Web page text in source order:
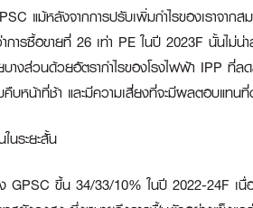
แม้หลังจากการปรับเพิ่มกำไรของเราจ
ารซื้อขายที่ 26 เท่า PE ในปี 2023F นั้นไม่น่
บางส่วนด้วยอัตรากำไรของโรงไฟฟ้า IPP
บหน้าที่ช้า และมีความเสี่ยงที่จะมีผลตอบแทนที่
นระยะสั้น
GPSC ขึ้น 34/33/10% ในปี 2022-24F เนื่